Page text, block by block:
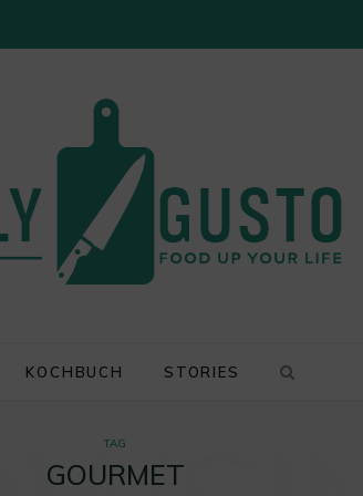
KOCHBUCH STORIES
TAG
GOURMET